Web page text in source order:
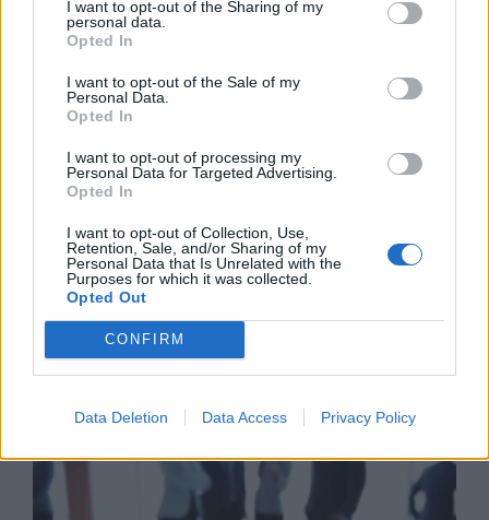
I want to opt-out of the Sharing of my
personal data.
Opted In
I want to opt-out of the Sale of my
Personal Data.
Opted In
I want to opt-out of processing my
Personal Data for Targeted Advertising.
Opted In
I want to opt-out of Collection, Use,
Retention, Sale, and/or Sharing of my
Personal Data that Is Unrelated with the
Purposes for which it was collected.
Opted Out
CONFIRM
Data Deletion Data Access Privacy Policy
Round Table Discussion σχετικά
εμπορίου
αβεβαιότητας από τα «διόδια», τις
εμπορικές συμφωνίες και τον νέο
Ορμούζ
16/07/26|17:56
Business Know-how